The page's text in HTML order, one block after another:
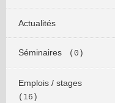
Actualités
Séminaires (0)
Emplois / stages
(16)